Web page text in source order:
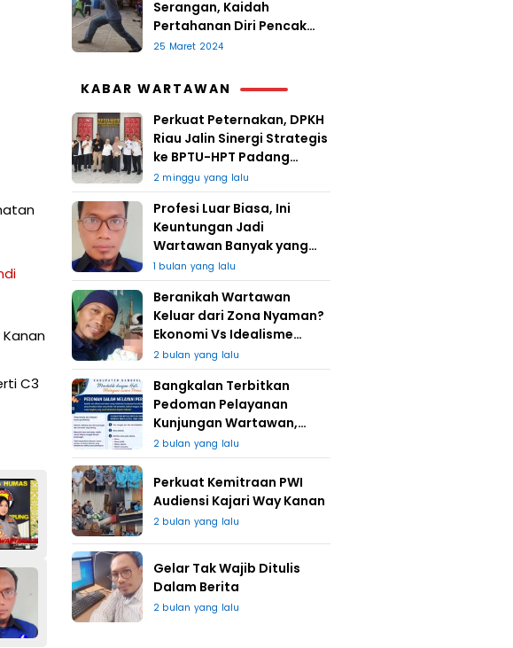
C3
Serangan, Kaidah
Pertahanan Diri Pencak
Sugesti
25 Maret 2024
KABAR WARTAWAN
Perkuat Peternakan, DPKH
Riau Jalin Sinergi Strategis
ke BPTU-HPT Padang
Mengatas
2 minggu yang lalu
Profesi Luar Biasa, Ini
Keuntungan Jadi
Wartawan Banyak yang
Takut
1 bulan yang lalu
Beranikah Wartawan
Keluar dari Zona Nyaman?
Ekonomi Vs Idealisme
Jurnalistik
2 bulan yang lalu
Bangkalan Terbitkan
Pedoman Pelayanan
Kunjungan Wartawan,
Redaksi : Bagus Jangan
Lari
2 bulan yang lalu
Perkuat Kemitraan PWI
Audiensi Kajari Way Kanan
2 bulan yang lalu
Gelar Tak Wajib Ditulis
Dalam Berita
2 bulan yang lalu